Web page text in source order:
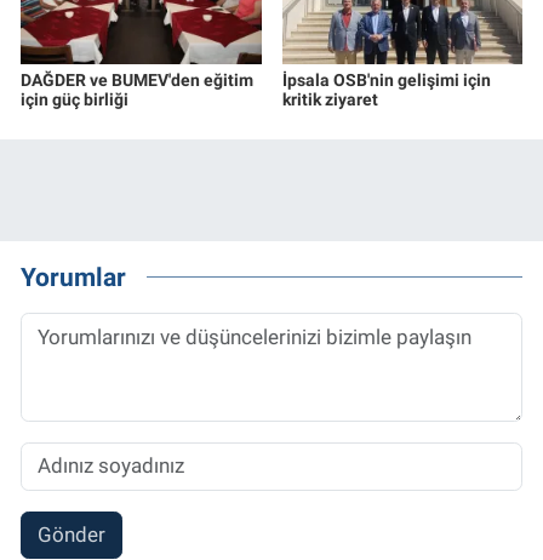
DAĞDER ve BUMEV'den eğitim
için güç birliği
İpsala OSB'nin gelişimi için
kritik ziyaret
Yorumlar
Gönder